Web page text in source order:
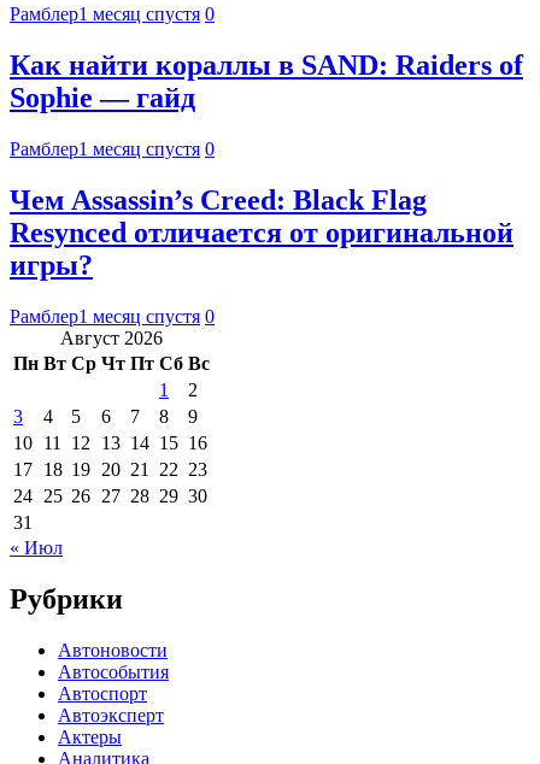
Рамблер1 месяц спустя 0
Как найти кораллы в SAND: Raiders of
Sophie — гайд
Рамблер1 месяц спустя 0
Чем Assassin’s Creed: Black Flag
Resynced отличается от оригинальной
игры?
Рамблер1 месяц спустя 0
Август 2026
Пн Вт Ср Чт Пт Сб Вс
1
2
3
4 5 6 7 8
9
10 11 12 13 14 15 16
17 18 19 20 21 22 23
24 25 26 27 28 29 30
31
« Июл
Рубрики
Автоновости
Автособытия
Автоспорт
Автоэксперт
Актеры
Аналитика